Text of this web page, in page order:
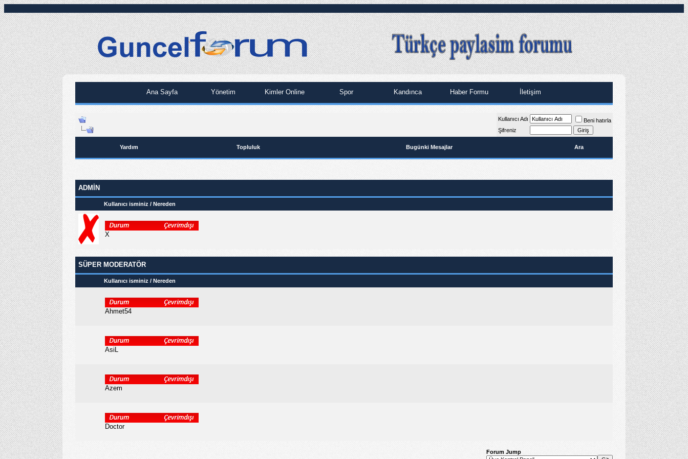
Ana Sayfa Yönetim Kimler Online Spor Kandınca Haber Formu İletişim
Kullanıcı Adı
Beni hatırla
Şifreniz
Yardım Topluluk Bugünki Mesajlar Ara
ADMIN
Kullanıcı isminiz / Nereden
X
SÜPER MODERATÖR
Kullanıcı isminiz / Nereden
Ahmet54
AsiL
Azem
Doctor
Forum Jump